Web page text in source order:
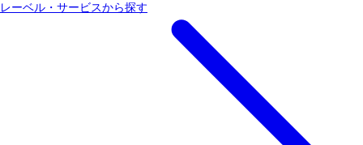
レーベル・サービスから探す